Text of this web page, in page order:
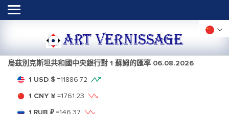
ART VERNISSAGE
烏茲別克斯坦共和國中央銀行對 1 蘇姆的匯率 06.08.2026
1 USD $ =11886.72
1 CNY ¥ =1761.23
1 RUB ₽=146.37